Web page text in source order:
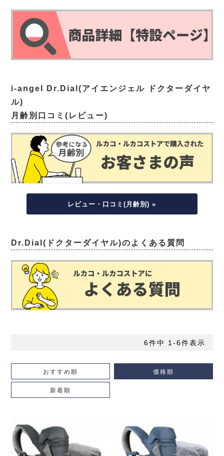
i-angel Dr.Dial(アイエンジェル ドクターダイヤ
ル)
月齢別口コミ(レビュー)
レビュー・口コミ(月齢別) »
Dr.Dial(ドクターダイヤル)のよくある質問
おすすめ順 価格順
新着順
6件中 1-6件表示